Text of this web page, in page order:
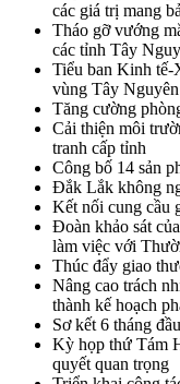
các giá trị mang
Tháo gỡ vướng
các tỉnh Tây
Tiểu ban Kinh
vùng Tây Nguyên
Tăng cường
Cải thiện môi
tranh cấp tỉnh
Công bố 14 sản
Đắk Lắk không
Kết nối cung cầu
Đoàn khảo sát
làm việc với
Thúc đẩy giao
Nâng cao trách
thành kế hoạch
Sơ kết 6 tháng
Kỳ họp thứ Tám
quyết quan trọng